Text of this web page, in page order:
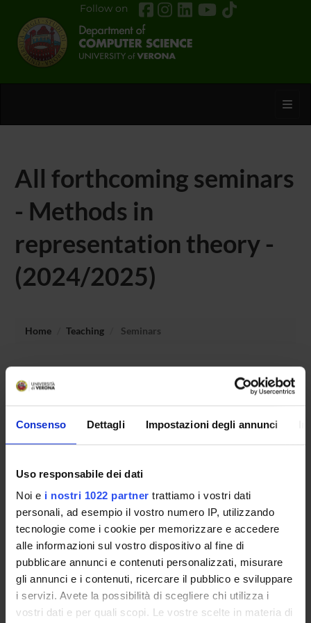
Consenso Dettagli Impostazioni degli annunci
Uso responsabile dei dati
Noi e i nostri 1022 partner trattiamo i vostri dati
personali, ad esempio il vostro numero IP, utilizzando
tecnologie come i cookie per memorizzare e accedere
alle informazioni sul vostro dispositivo al fine di
pubblicare annunci e contenuti personalizzati, misurare
gli annunci e i contenuti, ricercare il pubblico e sviluppare
i servizi. Avete la possibilità di scegliere chi utilizza i
vostri dati e per quali scopi. Le vostre scelte in materia di
Follow on
All forthcoming seminars
- Methods in
representation theory -
(2024/2025)
Home Teaching Seminars
representation theory.
COURSES
PHD PROGRAMMES AND POSTGRADUATE
TRAINING
Contacts
People
Places